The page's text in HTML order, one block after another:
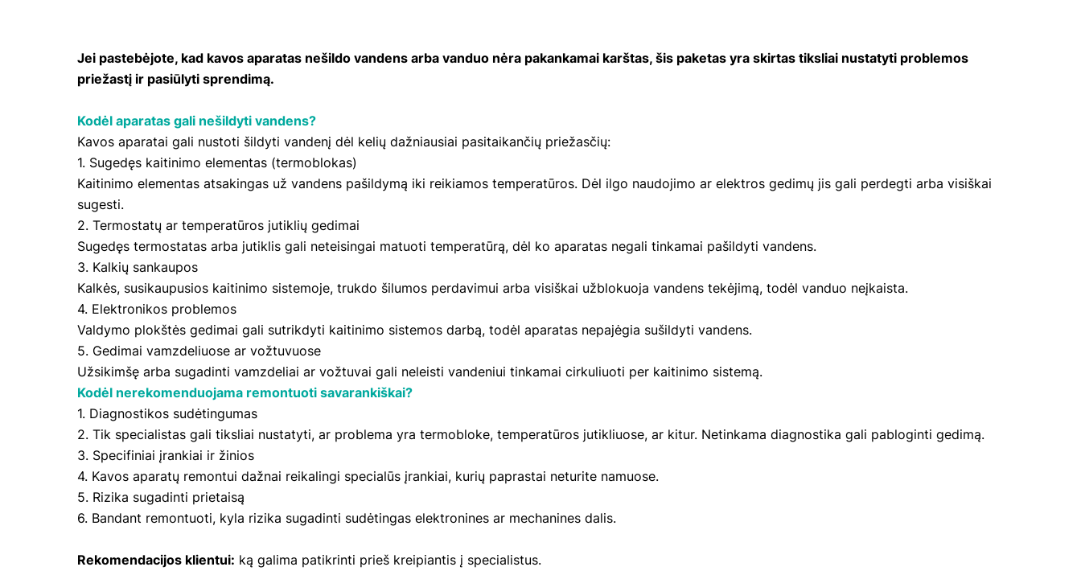
Jei pastebėjote, kad kavos aparatas nešildo vandens arba vanduo nėra pakankamai karštas, šis paketas yra skirtas tiksliai nustatyti problemos
priežastį ir pasiūlyti sprendimą.
Kodėl aparatas gali nešildyti vandens?
Kavos aparatai gali nustoti šildyti vandenį dėl kelių dažniausiai pasitaikančių priežasčių:
1. Sugedęs kaitinimo elementas (termoblokas)
Kaitinimo elementas atsakingas už vandens pašildymą iki reikiamos temperatūros. Dėl ilgo naudojimo ar elektros gedimų jis gali perdegti arba visiškai
sugesti.
2. Termostatų ar temperatūros jutiklių gedimai
Sugedęs termostatas arba jutiklis gali neteisingai matuoti temperatūrą, dėl ko aparatas negali tinkamai pašildyti vandens.
3. Kalkių sankaupos
Kalkės, susikaupusios kaitinimo sistemoje, trukdo šilumos perdavimui arba visiškai užblokuoja vandens tekėjimą, todėl vanduo neįkaista.
4. Elektronikos problemos
Valdymo plokštės gedimai gali sutrikdyti kaitinimo sistemos darbą, todėl aparatas nepajėgia sušildyti vandens.
5. Gedimai vamzdeliuose ar vožtuvuose
Užsikimšę arba sugadinti vamzdeliai ar vožtuvai gali neleisti vandeniui tinkamai cirkuliuoti per kaitinimo sistemą.
Kodėl nerekomenduojama remontuoti savarankiškai?
1. Diagnostikos sudėtingumas
2. Tik specialistas gali tiksliai nustatyti, ar problema yra termobloke, temperatūros jutikliuose, ar kitur. Netinkama diagnostika gali pabloginti gedimą.
3. Specifiniai įrankiai ir žinios
4. Kavos aparatų remontui dažnai reikalingi specialūs įrankiai, kurių paprastai neturite namuose.
5. Rizika sugadinti prietaisą
6. Bandant remontuoti, kyla rizika sugadinti sudėtingas elektronines ar mechanines dalis.
Rekomendacijos klientui: ką galima patikrinti prieš kreipiantis į specialistus.